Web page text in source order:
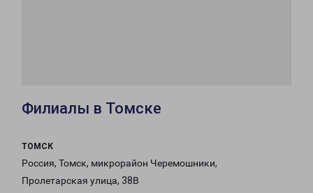
Филиалы в Томске
ТОМСК
Россия, Томск, микрорайон Черемошники,
Пролетарская улица, 38В